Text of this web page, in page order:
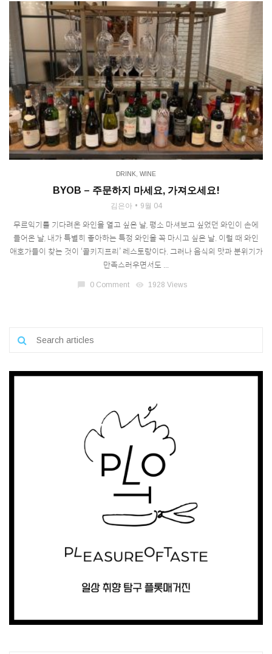
DRINK WINE
BYOB – 주문하지 마세요, 가져오세요!
김은아 9월 04
무르익기를 기다려온 와인을 열고 싶은 날, 평소 마셔보고 싶었던 와인이 손에
들어온 날, 내가 특별히 좋아하는 특정 와인을 꼭 마시고 싶은 날. 이럴 때 와인
애호가들이 찾는 것이 ‘콜키지프리’ 레스토랑이다. 그러나 음식의 맛과 분위기가
만족스러우면서도 ...
chat_bubble 0 Comment visibility 1928 Views